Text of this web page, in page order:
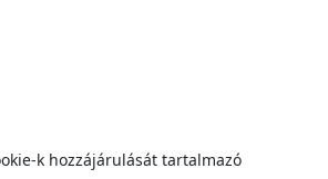
k hozzájárulását tartalmazó